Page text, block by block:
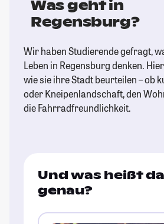
Was geht in
Regensburg?
Wir haben Studierende gefragt,
Leben in Regensburg denken.
wie sie ihre Stadt beurteilen – ob
oder Kneipenlandschaft, den
die Fahrradfreundlichkeit.
Und was heißt
genau?